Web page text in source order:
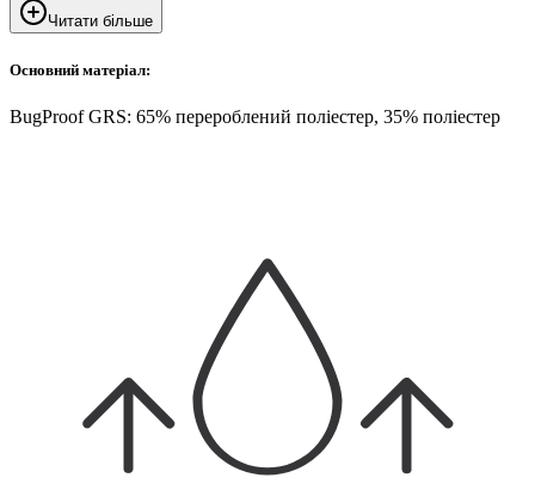
Читати більше
Основний матеріал:
BugProof GRS: 65% перероблений поліестер, 35% поліестер